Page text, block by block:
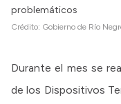
problemáticos
Crédito: Gobierno de Río
Durante el mes se
de los Dispositivos